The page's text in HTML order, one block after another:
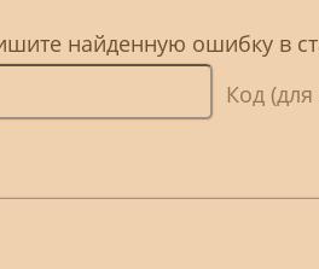
найденную ошибку в
Код